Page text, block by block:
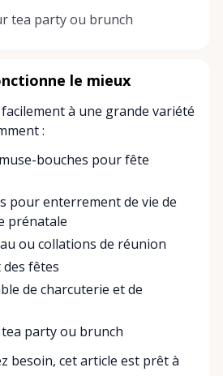
tea party ou brunch
le mieux
à une grande variété
:
bouches pour fête
pour enterrement de vie de
prénatale
ou collations de réunion
fêtes
de charcuterie et de
party ou brunch
besoin, cet article est prêt à